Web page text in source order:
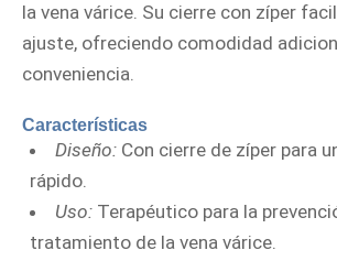
la vena várice. Su cierre con zíper
ajuste, ofreciendo comodidad
conveniencia.
Características
Diseño: Con cierre de zíper para
rápido.
Uso: Terapéutico para la
tratamiento de la vena várice.